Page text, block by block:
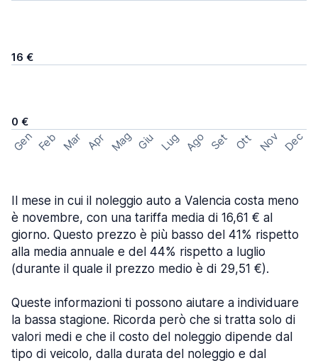
16 €
0 €
Gen Feb Mar Apr Mag Giu Lug Ago Set Ott Nov Dec
Il mese in cui il noleggio auto a Valencia costa meno
è novembre, con una tariffa media di 16,61 € al
giorno. Questo prezzo è più basso del 41% rispetto
alla media annuale e del 44% rispetto a luglio
(durante il quale il prezzo medio è di 29,51 €).
Queste informazioni ti possono aiutare a individuare
la bassa stagione. Ricorda però che si tratta solo di
valori medi e che il costo del noleggio dipende dal
tipo di veicolo, dalla durata del noleggio e dal